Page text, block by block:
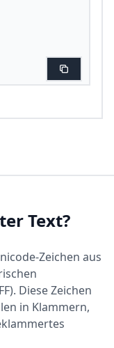
Text?
Zeichen aus
Diese Zeichen
in Klammern,